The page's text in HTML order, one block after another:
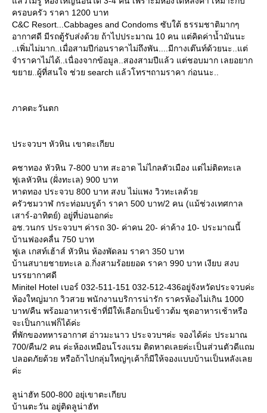
ครอบครัว ราคา 1200 บาท
C&C Resort...Cabbages and Condoms ซับใต้ ธรรมชาติมากๆ
อากาศดี มีรถตู้รับส่งด้วย ถ้าไปประมาณ 10 คน แต่คิดค่าน้ำมันนะ
..เพิ่มไม่มาก..เมื่อสามปีก่อนราคาไม่ถึงพัน....มีกางเต๊นท์ด้วยนะ..แต่
จำราคาไม่ได้..เนื่องจากข้อมูล..สองสามปีแล้ว แต่ชอบมาก เลยอยาก
ขยาย..ผู้ที่สนใจ ช่วย search แล้วโทรฯถามราคา ก่อนนะ..
ภาคตะวันตก
ประจวบฯ หัวหิน เขาตะเกียบ
คชาทอง หัวหิน 7-800 บาท สะอาด ไม่ไกลตัวเมือง แต่ไม่ติดทะเล
ฟูเลหัวหิน (ฝั่งทะเล) 900 บาท
หาดทอง ประจวบ 800 บาท สงบ ไม่แพง วิวทะเลด้ว
ครัวชมวาฬ กระท่อมบรูด้า ราคา 500 บาท/2 คน (แม้ช่วงเทศกาล
เสาร์-อาทิตย์) อยู่ที่บ่อนอกค่ะ
อช.วนกร ประจวบฯ ค่ารถ 30- ค่าคน 20- ค่าค้าง 10- ประมาณนี้
บ้านฟองคลื่น 750 บาท
ฟูเล เกสท์เฮ้าส์ หัวหิน ห้องพัดลม ราคา 350 บาท
บ้านสบายชายทะเล อ.กิ่งสามร้อยยอด ราคา 990 บาท เงียบ สงบ
บรรยากาศดี
Minitel Hotel เบอร์ 032-511-151 032-512-436อยู่จังหวัดประจวบค่ะ
ห้องใหญ่มาก วิวสวย พนักงานบริการน่ารัก ราครห้องไม่เกิน 1000
บาท/คืน พร้อมอาหารเช้าที่มีให้เลือกเป็นข้าวต้ม ชุดอาหารเช้าหรือ
จะเป็นกาแฟก็ได้ค่ะ
ที่พักของทหารอากาศ อ่าวมะนาว ประจวบฯค่ะ จองได้ค่ะ ประมาณ
700/คืน/2 คน ค่ะห้องเหมือนโรงแรม ติดหาดเลยค่ะเป็นส่วนตัวดีแถม
ปลอดภัยด้วย หรือถ้าไปกลุ่มใหญ่ๆเค้าก็มีให้จองแบบบ้านเป็นหลังเล
ค่ะ
ลูน่าฮัท 500-800 อยุ่เขาตะเกียบ
บ้านตะวัน อยู่ติดลูน่าฮัท